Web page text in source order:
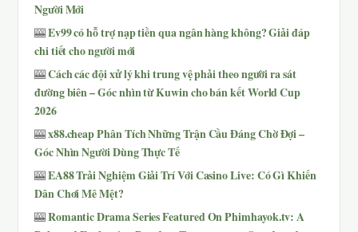
Người Mới
🎰Ev99 có hỗ trợ nạp tiền qua ngân hàng không? Giải đáp
chi tiết cho người mới
🎰Cách các đội xử lý khi trung vệ phải theo người ra sát
đường biên – Góc nhìn từ Kuwin cho bán kết World Cup
2026
🎰x88.cheap Phân Tích Những Trận Cầu Đáng Chờ Đợi –
Góc Nhìn Người Dùng Thực Tế
🎰EA88 Trải Nghiệm Giải Trí Với Casino Live: Có Gì Khiến
Dân Chơi Mê Mệt?
🎰Romantic Drama Series Featured On Phimhayok.tv: A